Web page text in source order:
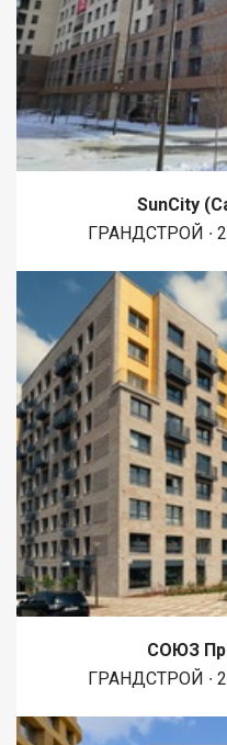
SunCity
ГРАНДСТРОЙ ∙
СОЮЗ
ГРАНДСТРОЙ ∙